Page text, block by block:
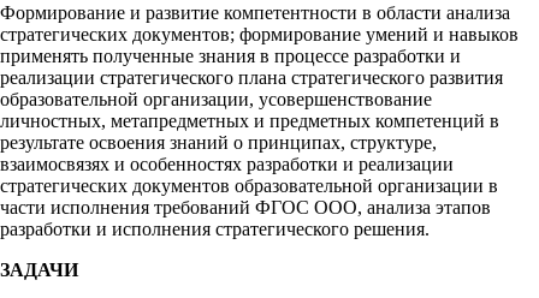
Формирование и развитие компетентности в области анализа
стратегических документов; формирование умений и навыков
применять полученные знания в процессе разработки и
реализации стратегического плана стратегического развития
образовательной организации, усовершенствование
личностных, метапредметных и предметных компетенций в
результате освоения знаний о принципах, структуре,
взаимосвязях и особенностях разработки и реализации
стратегических документов образовательной организации в
части исполнения требований ФГОС ООО, анализа этапов
разработки и исполнения стратегического решения.
ЗАДАЧИ